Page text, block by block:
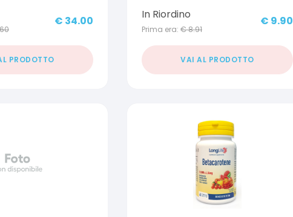
€ 34.00
PRODOTTO
In Riordino
Prima era: €8.91
€ 9.90
VAI AL PRODOTTO